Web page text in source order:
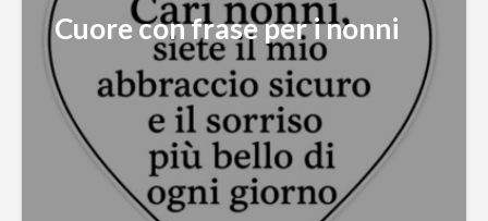
Cuore con frase per i nonni